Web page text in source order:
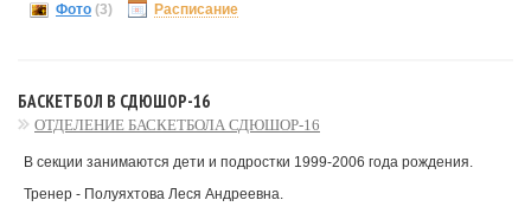
Фото (3) Расписание
БАСКЕТБОЛ В СДЮШОР-16
ОТДЕЛЕНИЕ БАСКЕТБОЛА СДЮШОР-16
В секции занимаются дети и подростки 1999-2006 года рождения.
Тренер - Полуяхтова Леся Андреевна.